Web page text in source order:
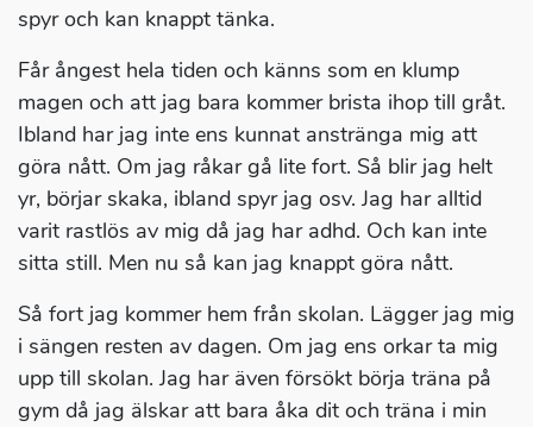
spyr och kan knappt tänka.
Får ångest hela tiden och känns som en klump
magen och att jag bara kommer brista ihop till gråt.
Ibland har jag inte ens kunnat anstränga mig att
göra nått. Om jag råkar gå lite fort. Så blir jag helt
yr, börjar skaka, ibland spyr jag osv. Jag har alltid
varit rastlös av mig då jag har adhd. Och kan inte
sitta still. Men nu så kan jag knappt göra nått.
Så fort jag kommer hem från skolan. Lägger jag mig
i sängen resten av dagen. Om jag ens orkar ta mig
upp till skolan. Jag har även försökt börja träna på
gym då jag älskar att bara åka dit och träna i min